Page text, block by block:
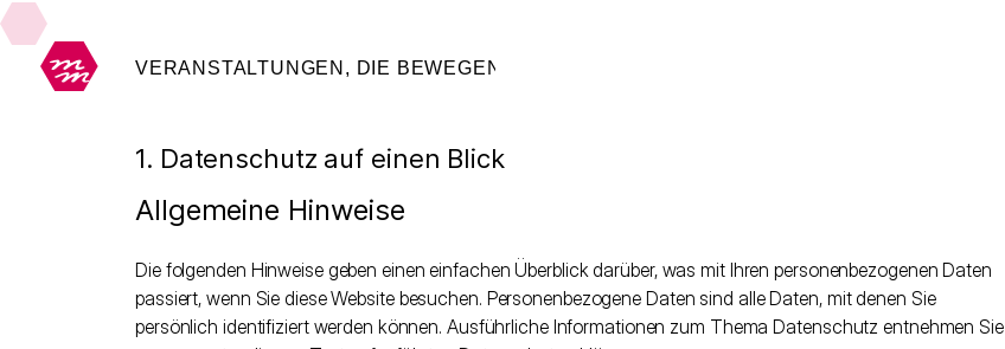
1. Datenschutz auf einen Blick
Allgemeine Hinweise
Die folgenden Hinweise geben einen einfachen Überblick darüber, was mit Ihren personenbezogenen Daten
passiert, wenn Sie diese Website besuchen. Personenbezogene Daten sind alle Daten, mit denen Sie
persönlich identifiziert werden können. Ausführliche Informationen zum Thema Datenschutz entnehmen Sie